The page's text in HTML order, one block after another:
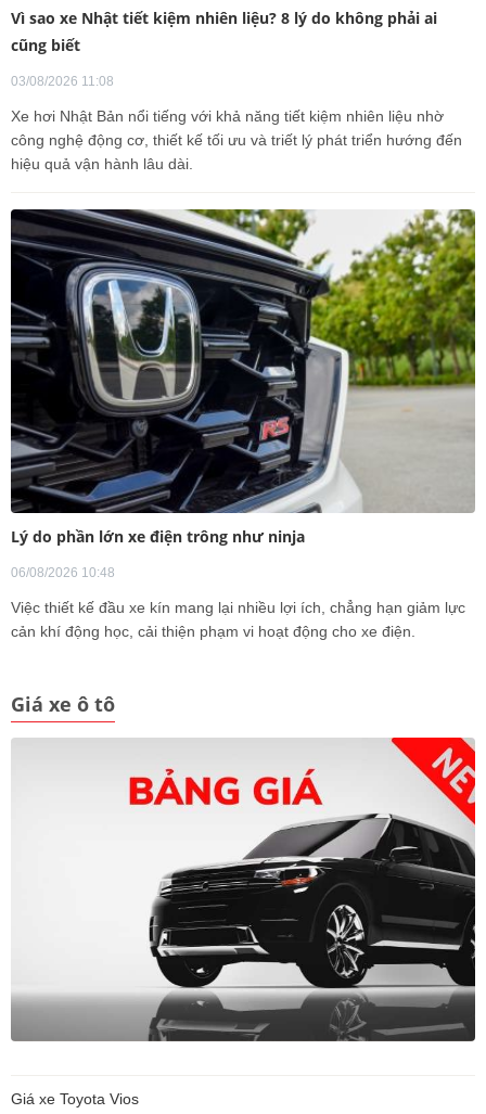
Vì sao xe Nhật tiết kiệm nhiên liệu? 8 lý do không phải ai
cũng biết
03/08/2026 11:08
Xe hơi Nhật Bản nổi tiếng với khả năng tiết kiệm nhiên liệu nhờ
công nghệ động cơ, thiết kế tối ưu và triết lý phát triển hướng đến
hiệu quả vận hành lâu dài.
Lý do phần lớn xe điện trông như ninja
06/08/2026 10:48
Việc thiết kế đầu xe kín mang lại nhiều lợi ích, chẳng hạn giảm lực
cản khí động học, cải thiện phạm vi hoạt động cho xe điện.
Giá xe ô tô
Giá xe Toyota Vios